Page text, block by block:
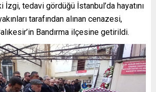
İzgi, tedavi gördüğü İstanbul’da hayatını
tarafından alınan cenazesi,
Bandırma ilçesine getirildi.